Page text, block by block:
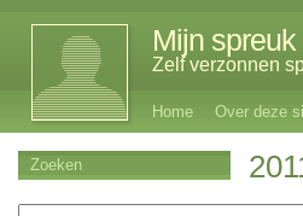
Mijn
Zelf verzonnen
Home Over deze
Zoeken